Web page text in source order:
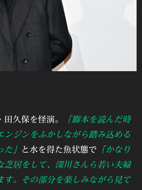
久保を怪演。
「脚本を読んだ時
ンジンをふかしながら踏み込める
」 と水を得た魚状態で「かなり
芝居をして、深川さんら若い夫婦
す。その部分を楽しみながら見て